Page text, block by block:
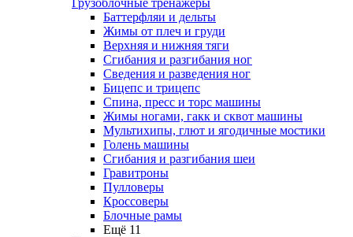
Грузоблочные тренажеры
Баттерфляи и дельты
Жимы от плеч и груди
Верхняя и нижняя тяги
Сгибания и разгибания ног
Сведения и разведения ног
Бицепс и трицепс
Спина, пресс и торс машины
Жимы ногами, гакк и сквот машины
Мультихипы, глют и ягодичные мостики
Голень машины
Сгибания и разгибания шеи
Гравитроны
Пулловеры
Кроссоверы
Блочные рамы
Ещё 11